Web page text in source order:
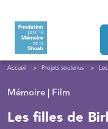
Fil d'Ariane
Accueil Projets soutenus
Mémoire | Film
Les filles de